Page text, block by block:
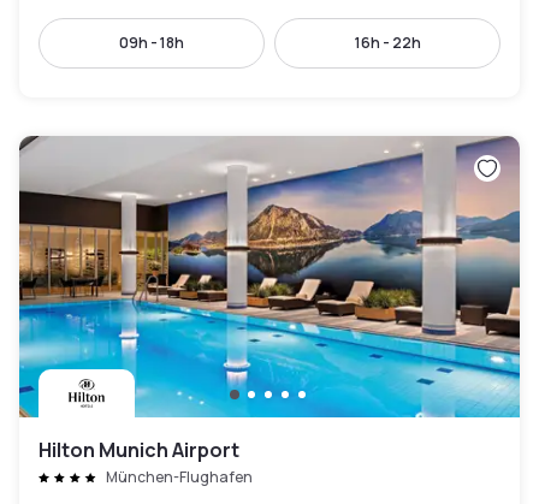
09h - 18h 16h - 22h
Hilton Munich Airport
München-Flughafen